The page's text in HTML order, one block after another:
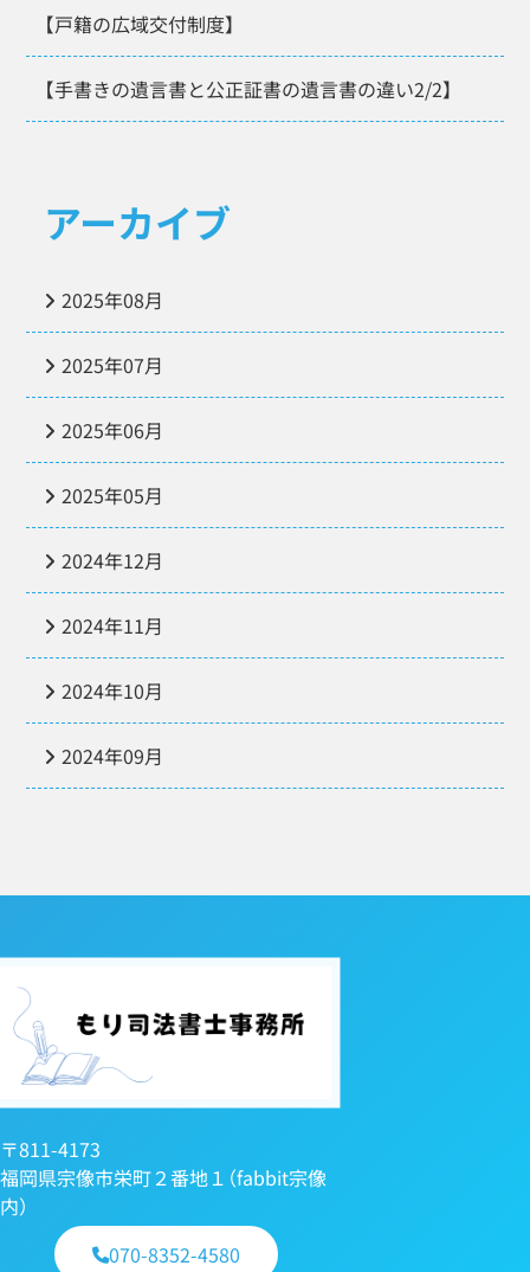
【戸籍の広域交付制度】
【手書きの遺言書と公正証書の遺言書の違い2/2】
アーカイブ
2025年08月
2025年07月
2025年06月
2025年05月
2024年12月
2024年11月
2024年10月
2024年09月
〒811-4173
福岡県宗像市栄町２番地１（fabbit宗像
内）
070-8352-4580